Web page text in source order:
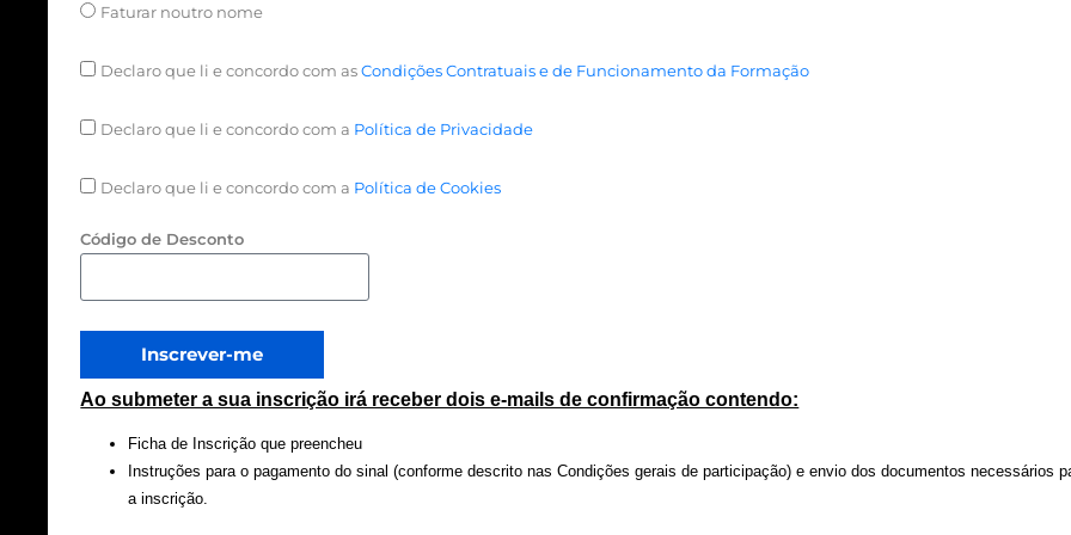
Faturar noutro nome
Declaro que li e concordo com asCondições Contratuais e de Funcionamento da Formação
Declaro que li e concordo com a Política de Privacidade
Declaro que li e concordo com a Política de Cookies
Código de Desconto
Inscrever-me
Ao submeter a sua inscrição irá receber dois e-mails de confirmação contendo:
Ficha de Inscrição que preencheu
Instruções para o pagamento do sinal (conforme descrito nas Condições gerais de participação) e envio dos documentos necessários
a inscrição.